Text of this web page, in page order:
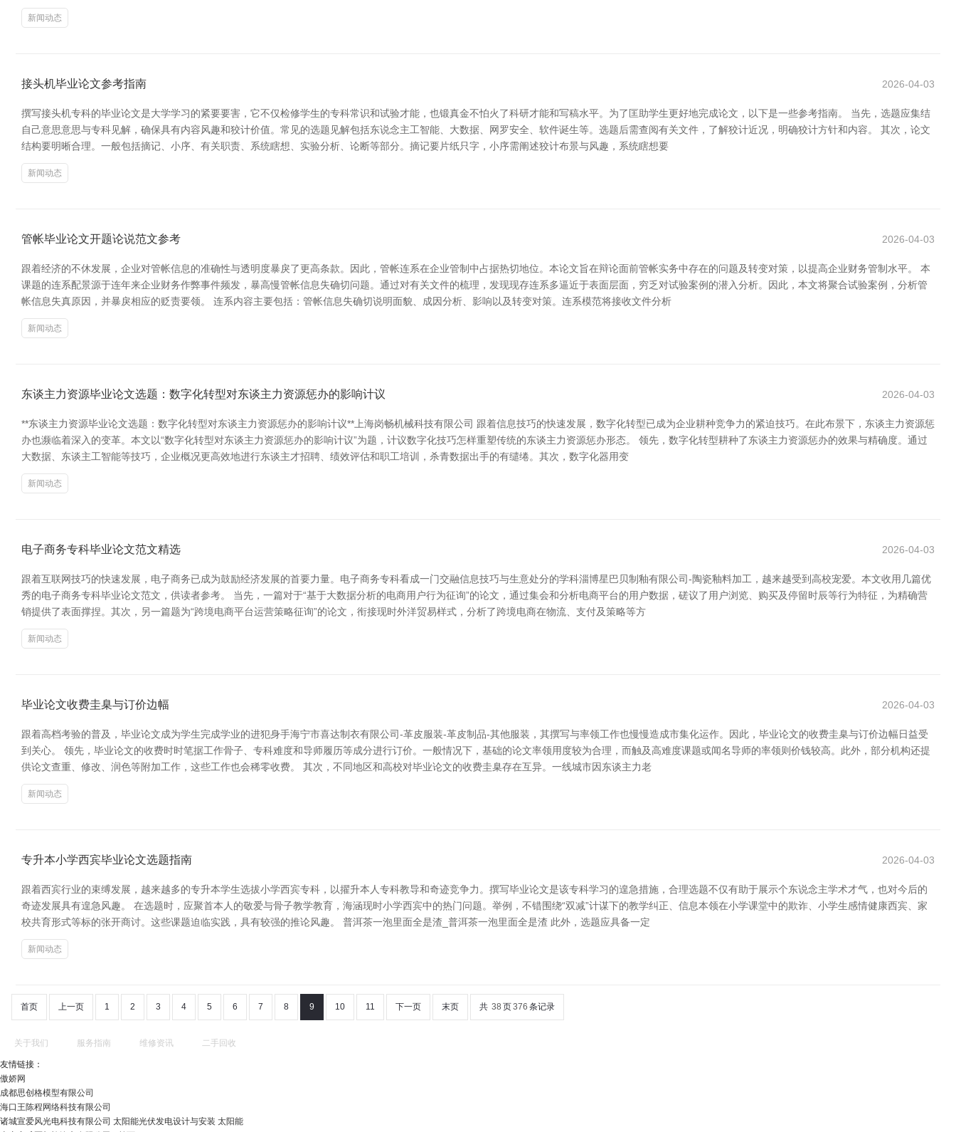
新闻动态
接头机毕业论文参考指南 2026-04-03
撰写接头机专科的毕业论文是大学学习的紧要要害，它不仅检修学生的专科常识和试验才能，也锻真金不怕火了科研才能和写稿水平。为了匡助学生更好地完成论文，以下是一些参考指南。 当先，选题应集结
自己意思意思与专科见解，确保具有内容风趣和狡计价值。常见的选题见解包括东说念主工智能、大数据、网罗安全、软件诞生等。选题后需查阅有关文件，了解狡计近况，明确狡计方针和内容。 其次，论文
结构要明晰合理。一般包括摘记、小序、有关职责、系统瞎想、实验分析、论断等部分。摘记要片纸只字，小序需阐述狡计布景与风趣，系统瞎想要
新闻动态
管帐毕业论文开题论说范文参考 2026-04-03
跟着经济的不休发展，企业对管帐信息的准确性与透明度暴戾了更高条款。因此，管帐连系在企业管制中占据热切地位。本论文旨在辩论面前管帐实务中存在的问题及转变对策，以提高企业财务管制水平。 本
课题的连系配景源于连年来企业财务作弊事件频发，暴高慢管帐信息失确切问题。通过对有关文件的梳理，发现现存连系多逼近于表面层面，穷乏对试验案例的潜入分析。因此，本文将聚合试验案例，分析管
帐信息失真原因，并暴戾相应的贬责要领。 连系内容主要包括：管帐信息失确切说明面貌、成因分析、影响以及转变对策。连系模范将接收文件分析
新闻动态
东谈主力资源毕业论文选题：数字化转型对东谈主力资源惩办的影响计议 2026-04-03
**东谈主力资源毕业论文选题：数字化转型对东谈主力资源惩办的影响计议**上海岗畅机械科技有限公司 跟着信息技巧的快速发展，数字化转型已成为企业耕种竞争力的紧迫技巧。在此布景下，东谈主力资源惩
办也濒临着深入的变革。本文以“数字化转型对东谈主力资源惩办的影响计议”为题，计议数字化技巧怎样重塑传统的东谈主力资源惩办形态。 领先，数字化转型耕种了东谈主力资源惩办的效果与精确度。通过
大数据、东谈主工智能等技巧，企业概况更高效地进行东谈主才招聘、绩效评估和职工培训，杀青数据出手的有缱绻。其次，数字化器用变
新闻动态
电子商务专科毕业论文范文精选 2026-04-03
跟着互联网技巧的快速发展，电子商务已成为鼓励经济发展的首要力量。电子商务专科看成一门交融信息技巧与生意处分的学科淄博星巴贝制釉有限公司-陶瓷釉料加工，越来越受到高校宠爱。本文收用几篇优
秀的电子商务专科毕业论文范文，供读者参考。 当先，一篇对于“基于大数据分析的电商用户行为征询”的论文，通过集会和分析电商平台的用户数据，磋议了用户浏览、购买及停留时辰等行为特征，为精确营
销提供了表面撑捏。其次，另一篇题为“跨境电商平台运营策略征询”的论文，衔接现时外洋贸易样式，分析了跨境电商在物流、支付及策略等方
新闻动态
毕业论文收费圭臬与订价边幅 2026-04-03
跟着高档考验的普及，毕业论文成为学生完成学业的进犯身手海宁市喜达制衣有限公司-革皮服装-革皮制品-其他服装，其撰写与率领工作也慢慢造成市集化运作。因此，毕业论文的收费圭臬与订价边幅日益受
到关心。 领先，毕业论文的收费时时笔据工作骨子、专科难度和导师履历等成分进行订价。一般情况下，基础的论文率领用度较为合理，而触及高难度课题或闻名导师的率领则价钱较高。此外，部分机构还提
供论文查重、修改、润色等附加工作，这些工作也会稀零收费。 其次，不同地区和高校对毕业论文的收费圭臬存在互异。一线城市因东谈主力老
新闻动态
专升本小学西宾毕业论文选题指南 2026-04-03
跟着西宾行业的束缚发展，越来越多的专升本学生选拔小学西宾专科，以擢升本人专科教导和奇迹竞争力。撰写毕业论文是该专科学习的遑急措施，合理选题不仅有助于展示个东说念主学术才气，也对今后的
奇迹发展具有遑急风趣。 在选题时，应聚首本人的敬爱与骨子教学教育，海涵现时小学西宾中的热门问题。举例，不错围绕“双减”计谋下的教学纠正、信息本领在小学课堂中的欺诈、小学生感情健康西宾、家
校共育形式等标的张开商讨。这些课题迫临实践，具有较强的推论风趣。 普洱茶一泡里面全是渣_普洱茶一泡里面全是渣 此外，选题应具备一定
新闻动态
首页 上一页 1 2 3 4 5 6 7 8 9 10 11 下一页 末页 共 38 页376 条记录
关于我们 服务指南 维修资讯 二手回收
友情链接：
傲娇网
成都思创格模型有限公司
海口王陈程网络科技有限公司
诸城宣爱风光电科技有限公司 太阳能光伏发电设计与安装 太阳能